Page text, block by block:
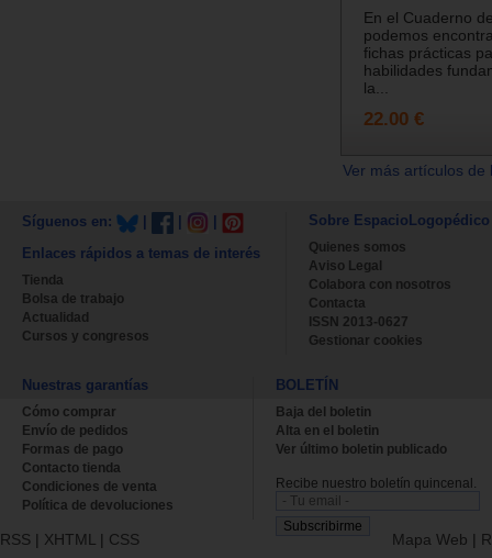
En el Cuaderno
podemos
fichas prácticas
habilidades
la...
22.00 €
Ver más artículos
Síguenos en:
Enlaces rápidos a temas de interés
Tienda
Bolsa de trabajo
Actualidad
Cursos y congresos
Sobre EspacioLogopédico
Quienes somos
Aviso Legal
Colabora con nosotros
Contacta
ISSN 2013-0627
Gestionar cookies
Nuestras garantías
Cómo comprar
Envío de pedidos
Formas de pago
Contacto tienda
Condiciones de venta
Política de devoluciones
BOLETÍN
Baja del boletin
Alta en el boletin
Ver último boletin publicado
Recibe nuestro boletín quincenal.
RSS | XHTML | CSS Mapa Web |